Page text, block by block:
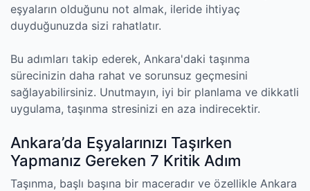
eşyaların olduğunu not almak, ileride ihtiyaç
duyduğunuzda sizi rahatlatır.
Bu adımları takip ederek, Ankara'daki taşınma
sürecinizin daha rahat ve sorunsuz geçmesini
sağlayabilirsiniz. Unutmayın, iyi bir planlama ve dikkatli
uygulama, taşınma stresinizi en aza indirecektir.
Ankara’da Eşyalarınızı Taşırken
Yapmanız Gereken 7 Kritik Adım
Taşınma, başlı başına bir maceradır ve özellikle Ankara